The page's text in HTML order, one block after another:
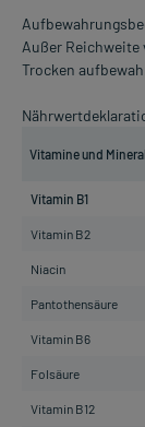
Außer Reichweite
Trocken
Vitamine und
Vitamin B1
Vitamin B2
Niacin
Pantothensäure
Vitamin B6
Folsäure
Vitamin B12